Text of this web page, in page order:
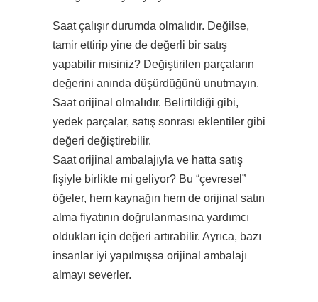
Saat çalışır durumda olmalıdır. Değilse,
tamir ettirip yine de değerli bir satış
yapabilir misiniz? Değiştirilen parçaların
değerini anında düşürdüğünü unutmayın.
Saat orijinal olmalıdır. Belirtildiği gibi,
yedek parçalar, satış sonrası eklentiler gibi
değeri değiştirebilir.
Saat orijinal ambalajıyla ve hatta satış
fişiyle birlikte mi geliyor? Bu “çevresel”
öğeler, hem kaynağın hem de orijinal satın
alma fiyatının doğrulanmasına yardımcı
oldukları için değeri artırabilir. Ayrıca, bazı
insanlar iyi yapılmışsa orijinal ambalajı
almayı severler.